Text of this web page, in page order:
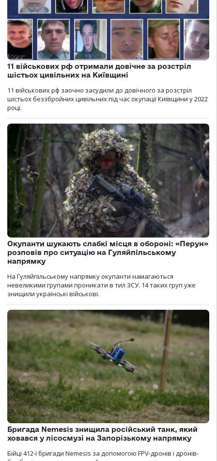
11 військових рф отримали довічне за розстріл
шістьох цивільних на Київщині
11 військових рф заочно засудили до довічного за розстріл
шістьох беззбройних цивільних під час окупації Київщини у 2022
році.
Окупанти шукають слабкі місця в обороні: «Перун»
розповів про ситуацію на Гуляйпільському
напрямку
На Гуляйпільському напрямку окупанти намагаються
невеликими групами проникати в тил ЗСУ. 14 таких груп уже
знищили українські військові.
Бригада Nemesis знищила російський танк, який
ховався у лісосмузі на Запорізькому напрямку
Бійці 412-ї бригади Nemesis за допомогою FPV-дронів і дронів-